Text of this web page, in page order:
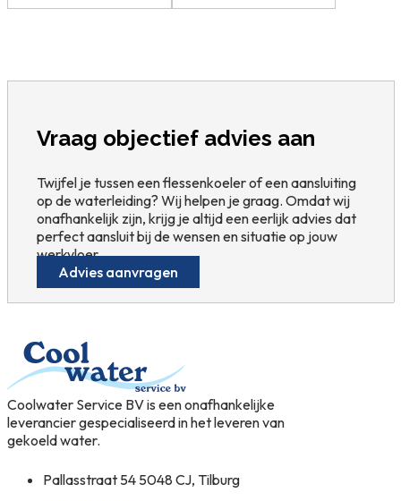
Vraag objectief advies aan
Twijfel je tussen een flessenkoeler of een aansluiting
op de waterleiding? Wij helpen je graag. Omdat wij
onafhankelijk zijn, krijg je altijd een eerlijk advies dat
perfect aansluit bij de wensen en situatie op jouw
werkvloer.
Advies aanvragen
Coolwater Service BV is een onafhankelijke
leverancier gespecialiseerd in het leveren van
gekoeld water.
Pallasstraat 54 5048 CJ, Tilburg